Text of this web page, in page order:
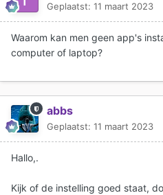
Geplaatst: 11 maart 2023
Waarom kan men geen app's
computer of laptop?
abbs
Geplaatst: 11 maart 2023
Hallo,.
Kijk of de instelling goed staat,